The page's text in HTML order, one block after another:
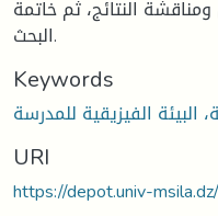
النتائج، ثم خاتمة
البحث.
Keywords
URI
https://depot.univ-